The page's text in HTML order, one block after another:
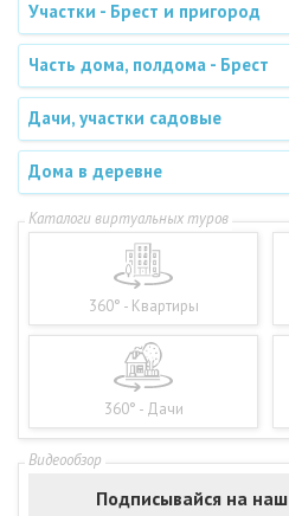
Участки - Брест и пригород
Часть дома, полдома - Брест
Дачи, участки садовые
Дома в деревне
360° - Квартиры
360° - Дачи
Подписывайся на